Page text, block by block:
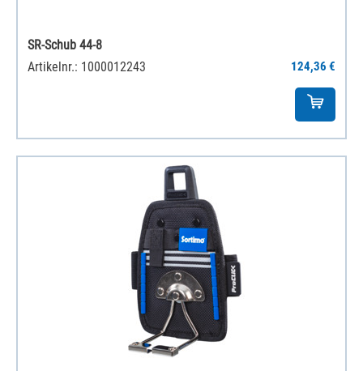
SR-Schub 44-8
Artikelnr.: 1000012243
124,36 €